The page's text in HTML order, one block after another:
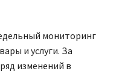
мониторинг
и услуги. За
изменений в